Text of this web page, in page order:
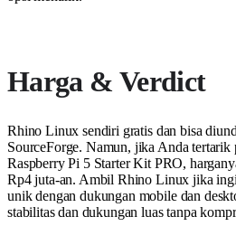
Harga & Verdict
Rhino Linux sendiri gratis dan bisa
SourceForge. Namun, jika Anda tertarik
Raspberry Pi 5 Starter Kit PRO,
Rp4 juta-an. Ambil Rhino Linux jika
unik dengan dukungan mobile dan
stabilitas dan dukungan luas tanpa